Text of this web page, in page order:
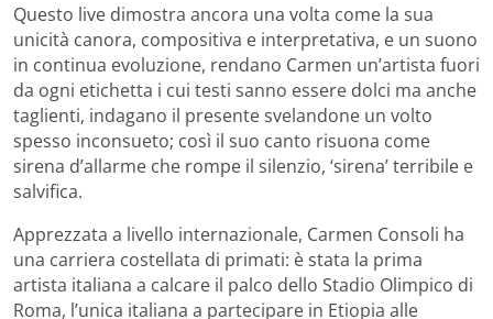
Questo live dimostra ancora una volta come la sua
unicità canora, compositiva e interpretativa, e un suono
in continua evoluzione, rendano Carmen un’artista fuori
da ogni etichetta i cui testi sanno essere dolci ma anche
taglienti, indagano il presente svelandone un volto
spesso inconsueto; così il suo canto risuona come
sirena d’allarme che rompe il silenzio, ‘sirena’ terribile e
salvifica.
Apprezzata a livello internazionale, Carmen Consoli ha
una carriera costellata di primati: è stata la prima
artista italiana a calcare il palco dello Stadio Olimpico di
Roma, l’unica italiana a partecipare in Etiopia alle